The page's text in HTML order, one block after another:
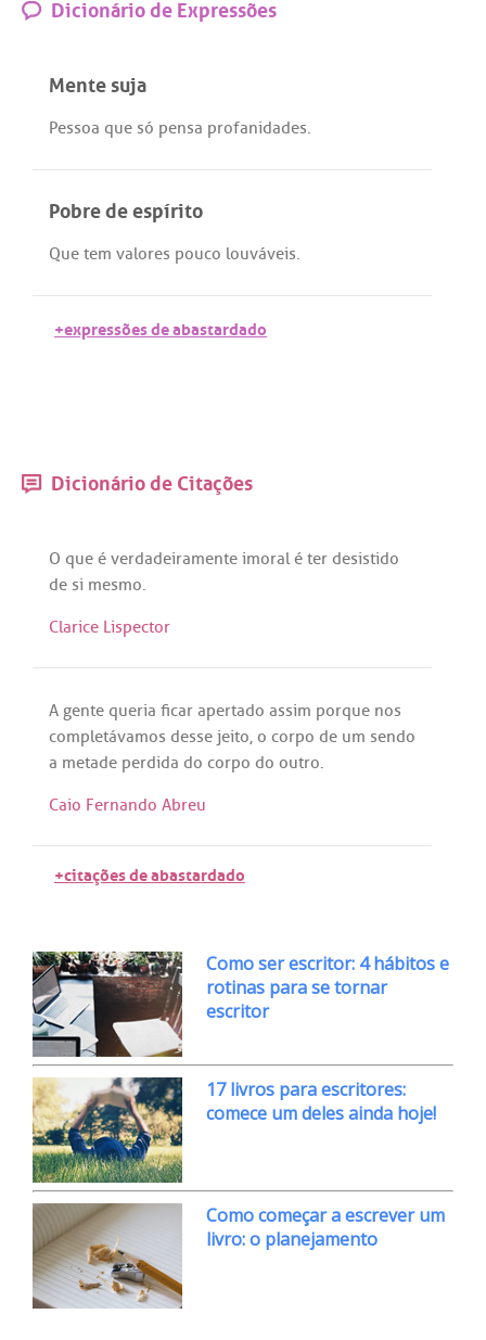
Dicionário de Expressões
Mente suja
Pessoa que só pensa profanidades.
Pobre de espírito
Que tem valores pouco louváveis.
+expressões de abastardado
Dicionário de Citações
O que é verdadeiramente imoral é ter desistido
de si mesmo.
Clarice Lispector
A gente queria ficar apertado assim porque nos
completávamos desse jeito, o corpo de um sendo
a metade perdida do corpo do outro.
Caio Fernando Abreu
+citações de abastardado
Como ser escritor: 4 hábitos e
rotinas para se tornar
escritor
17 livros para escritores:
comece um deles ainda hoje!
Como começar a escrever um
livro: o planejamento